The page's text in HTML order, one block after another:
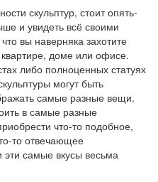
скульптур, стоит опять-
и увидеть всё своими
вы наверняка захотите
доме или офисе.
либо полноценных статуях
могут быть
самые разные вещи.
в самые разные
что-то подобное,
то отвечающее
самые вкусы весьма